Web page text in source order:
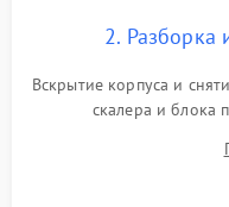
2. Разборка
Вскрытие корпуса и
скалера и блока
конденсаторов,
контактов и